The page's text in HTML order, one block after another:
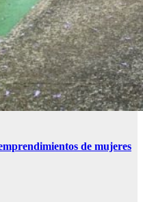
de mujeres